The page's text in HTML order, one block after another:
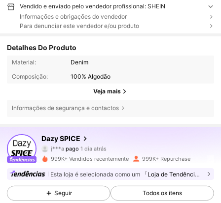
Vendido e enviado pelo vendedor profissional: SHEIN
Informações e obrigações do vendedor
Para denunciar este vendedor e/ou produto
Detalhes Do Produto
Material:
Denim
Composição:
100% Algodão
Veja mais
Informações de segurança e contactos
Dazy SPICE
j***apago 1 dia atrás
M***aseguiu5 horas atrás
4,84 2M Seguidores
999K+ Vendidos recentemente 999K+ Repurchase
Esta loja é selecionada como um 「Loja de Tendências」
Seguir Todos os itens